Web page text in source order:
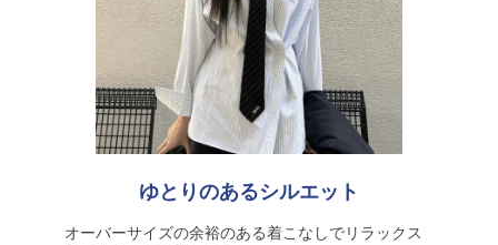
ゆとりのあるシルエット
オーバーサイズの余裕のある着こなしでリラックス